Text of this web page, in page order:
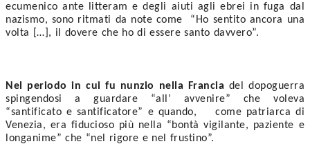
ecumenico ante litteram e degli aiuti agli ebrei in fuga dal
nazismo, sono ritmati da note come  “Ho sentito ancora una
volta […], il dovere che ho di essere santo davvero”.
Nel periodo in cui fu nunzio nella Francia del dopoguerra
spingendosi a guardare “all’ avvenire” che voleva
“santificato e santificatore” e quando,    come patriarca di
Venezia, era fiducioso più nella “bontà vigilante, paziente e
longanime” che “nel rigore e nel frustino”.